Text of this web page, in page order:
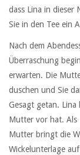
dass Lina in dieser
Sie in den Tee ein
Nach dem
Überraschung
erwarten. Die
duschen und Sie
Gesagt getan. Lina
Mutter vor hat. Als
Mutter bringt die
Wickelunterlage